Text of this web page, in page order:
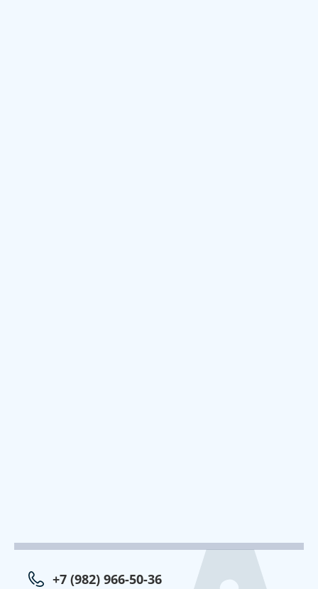
+7 (982) 966-50-36